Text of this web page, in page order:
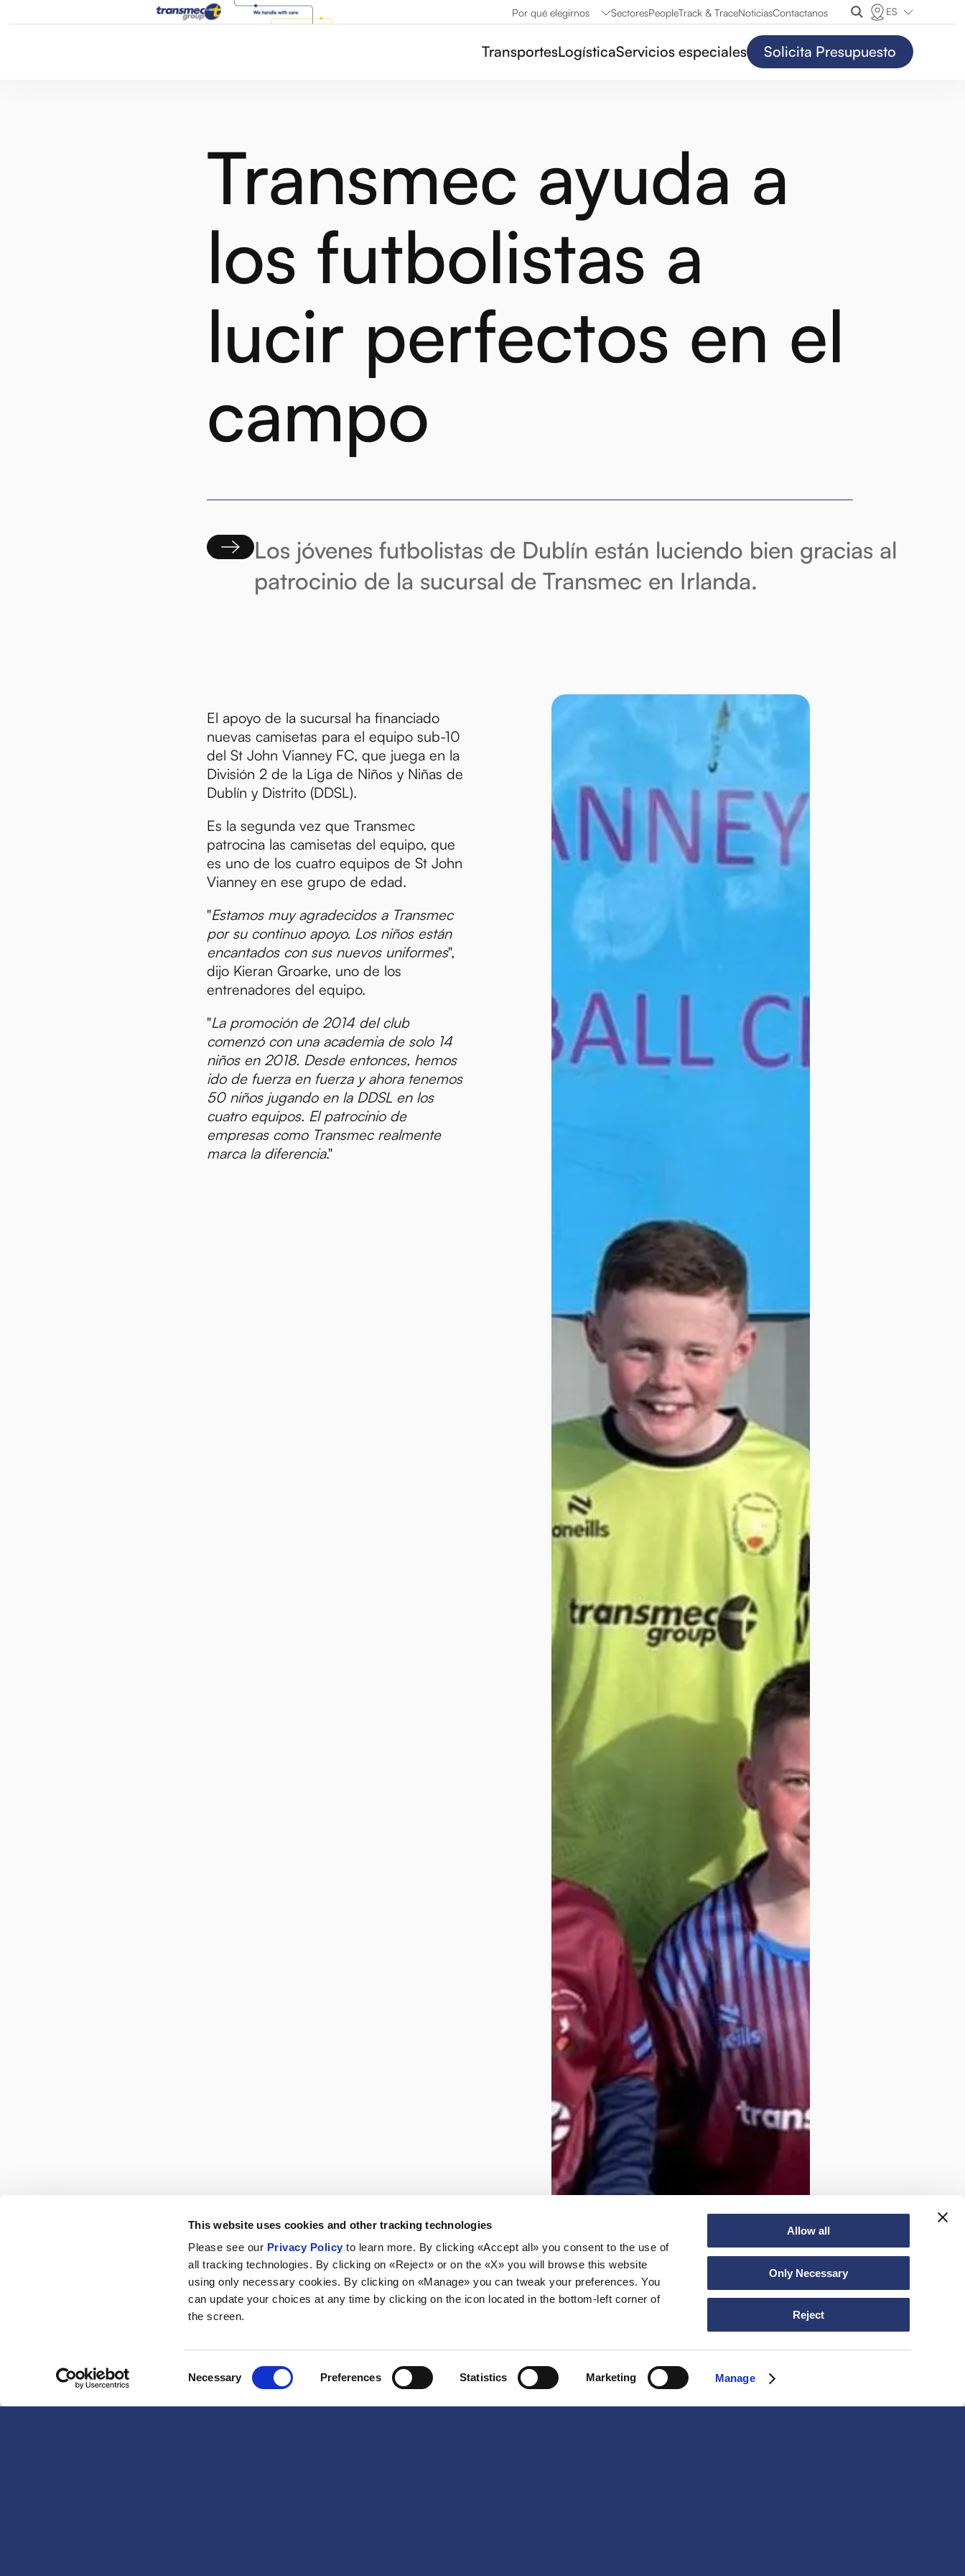
This website uses cookies and other tracking technologies
Please see our Privacy Policy to learn more. By clicking «Accept all» you consent to the use of
all tracking technologies. By clicking on «Reject» or on the «X» you will browse this website
using only necessary cookies. By clicking on «Manage» you can tweak your preferences. You
can update your choices at any time by clicking on the icon located in the bottom-left corner of
the screen.
Necessary Preferences Statistics Marketing Manage
Allow all
Only Necessary
Reject
Por qué elegirnos SectoresPeopleTrack & TraceNoticiasContactanos ES
TransportesLogísticaServicios especiales Solicita Presupuesto
Transmec ayuda a
los futbolistas a
lucir perfectos en el
campo
Los jóvenes futbolistas de Dublín están luciendo bien gracias al
patrocinio de la sucursal de Transmec en Irlanda.
El apoyo de la sucursal ha financiado
nuevas camisetas para el equipo sub-10
del St John Vianney FC, que juega en la
División 2 de la Liga de Niños y Niñas de
Dublín y Distrito (DDSL).
Es la segunda vez que Transmec
patrocina las camisetas del equipo, que
es uno de los cuatro equipos de St John
Vianney en ese grupo de edad.
"Estamos muy agradecidos a Transmec
por su continuo apoyo. Los niños están
encantados con sus nuevos uniformes",
dijo Kieran Groarke, uno de los
entrenadores del equipo.
"La promoción de 2014 del club
comenzó con una academia de solo 14
niños en 2018. Desde entonces, hemos
ido de fuerza en fuerza y ahora tenemos
50 niños jugando en la DDSL en los
cuatro equipos. El patrocinio de
empresas como Transmec realmente
marca la diferencia."